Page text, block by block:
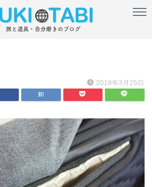
2019年3月25日